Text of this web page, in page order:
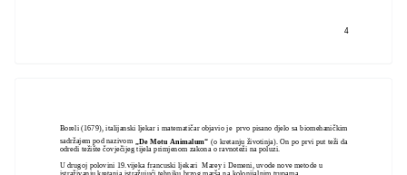
4
Boreli (1679), italijanski ljekar i matematičar objavio je prvo pisano djelo sa biomehaničkim
sadržajem pod nazivom „De Motu Animalum“ (o kretanju životinja). On po prvi put teži da
odredi težište čovječijeg tijela primjenom zakona o ravnoteži na poluzi.
U drugoj polovini 19.vijeka francuski ljekari Marey i Demeni, uvode nove metode u